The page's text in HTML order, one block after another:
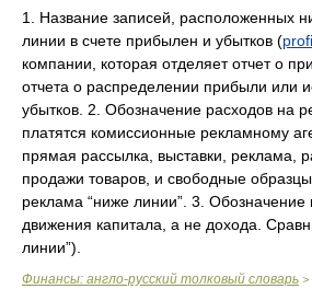
1. Название записей, расположенных
линии в счете прибылен и убытков (
компании, которая отделяет отчет о
отчета о распределении прибыли или
убытков. 2. Обозначение расходов на
платятся комиссионные рекламному
прямая рассылка, выставки, реклама,
продажи товаров, и свободные
реклама “ниже линии”. 3. Обозначение
движения капитала, а не дохода.
линии”).
Финансы: англо-русский толковый словарь >